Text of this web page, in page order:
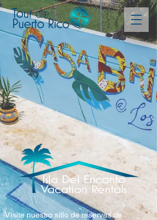
Visite nuestro sitio de reservas de